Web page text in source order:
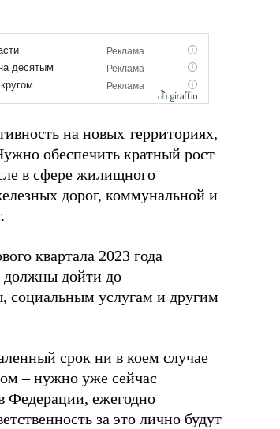
на новых территориях,
обеспечить кратный рост
в сфере жилищного
дорог, коммунальной и
квартала 2023 года
должны дойти до
социальным услугам и другим
срок ни в коем случае
– нужно уже сейчас
Федерации, ежегодно
за это лично будут